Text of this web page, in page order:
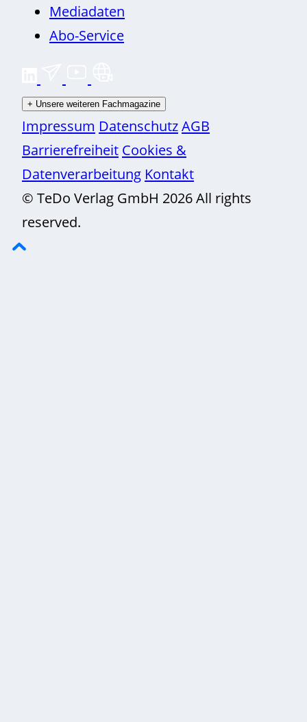
Mediadaten
Abo-Service
+ Unsere weiteren Fachmagazine
Impressum DatenschutzAGB
Barrierefreiheit Cookies &
Datenverarbeitung Kontakt
© TeDo Verlag GmbH 2026 All rights
reserved.